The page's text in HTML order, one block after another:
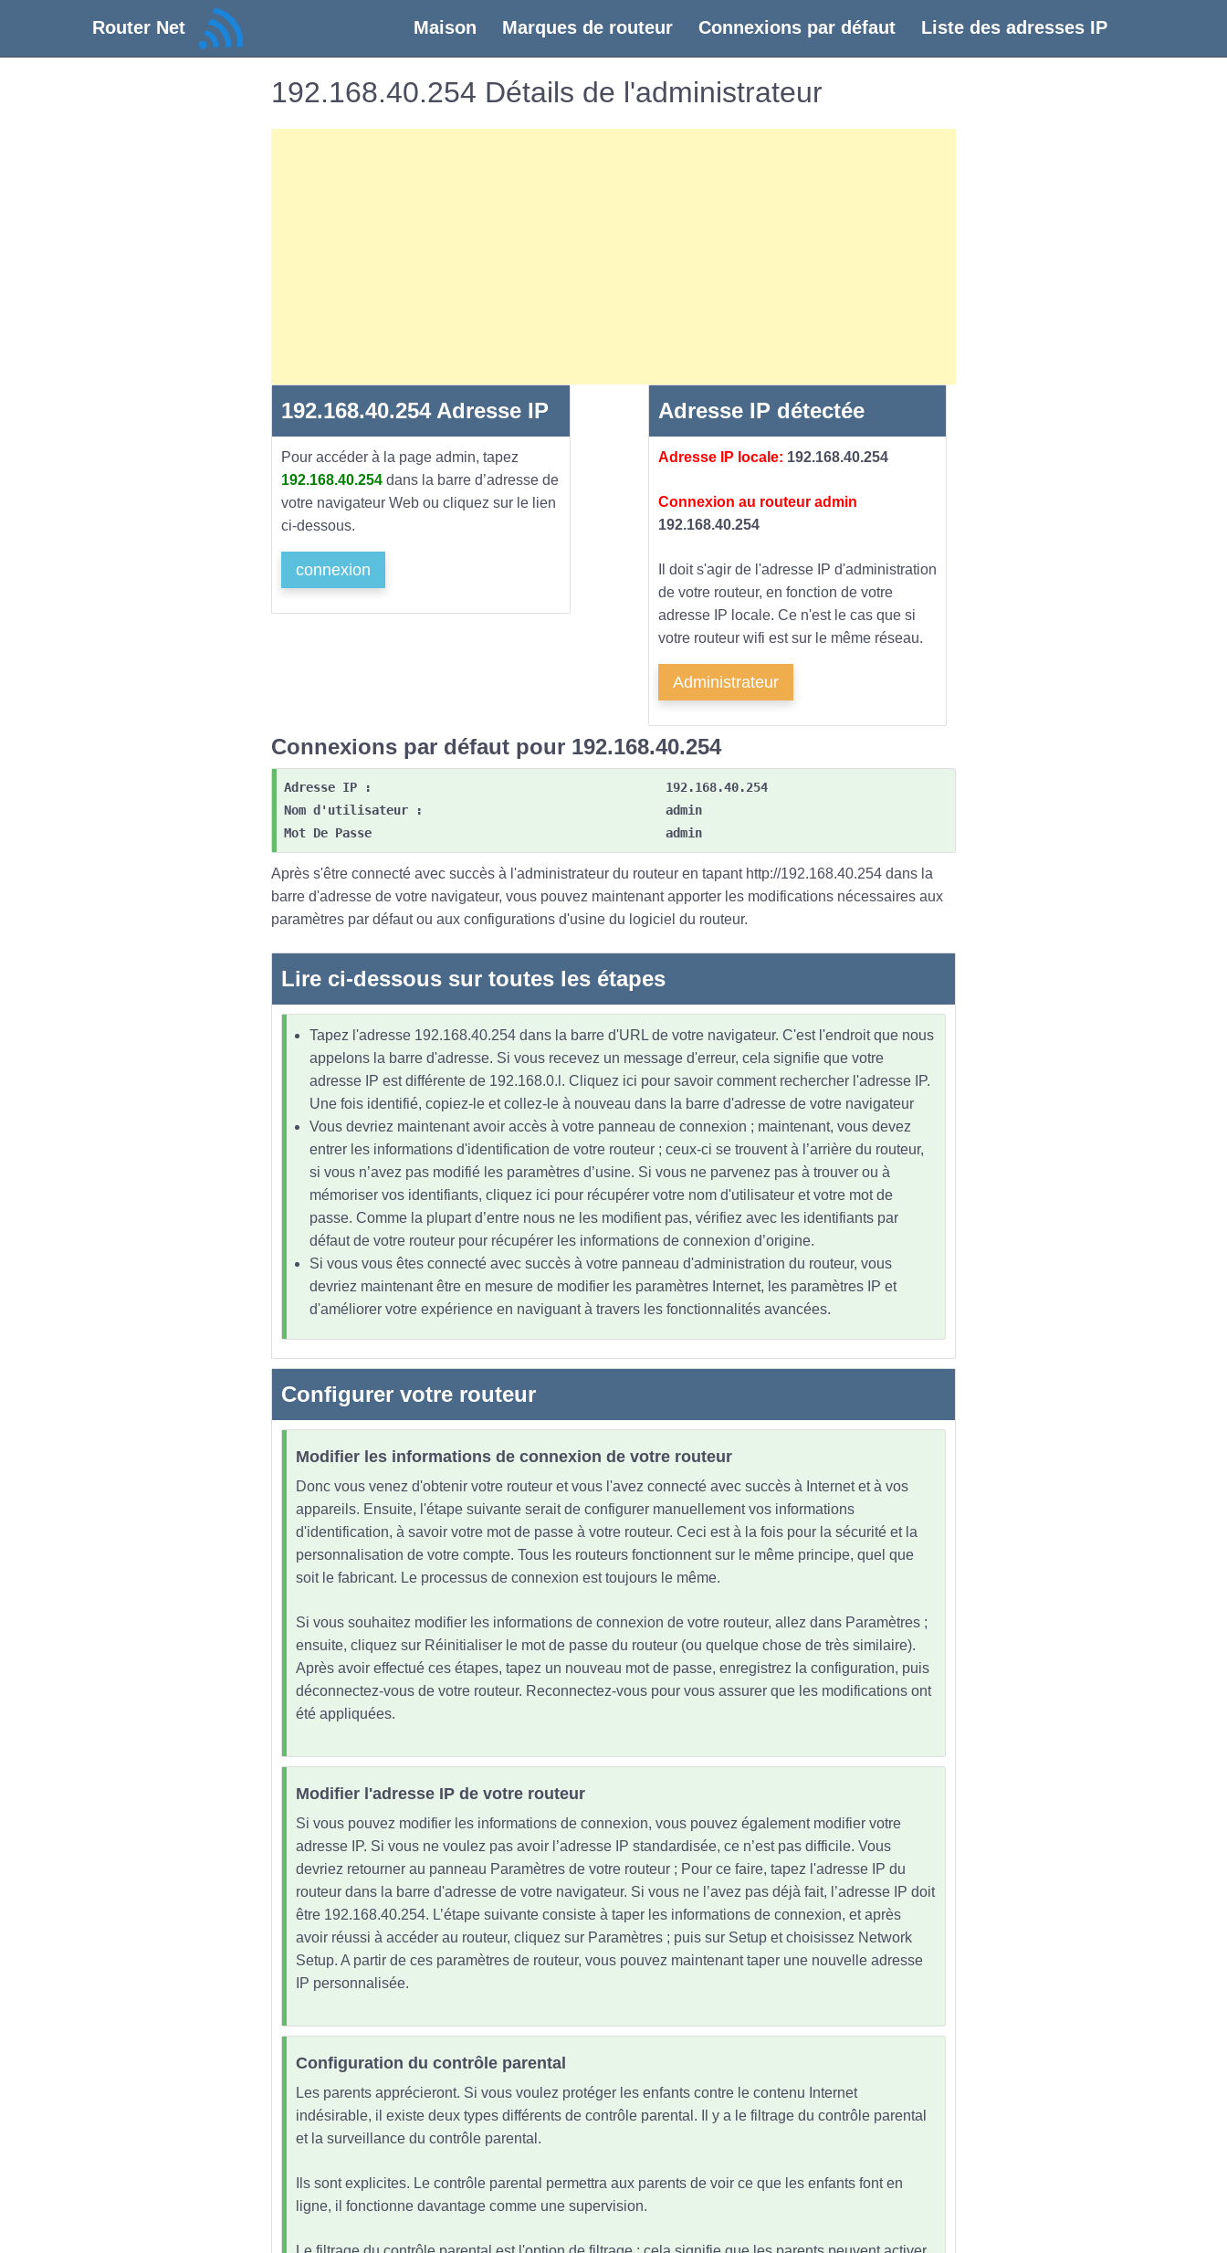
Router Net Maison (current)
Marques de routeur Connexions par défaut Liste des adresses IP
192.168.40.254 Détails de l'administrateur
192.168.40.254 Adresse IP
Pour accéder à la page admin, tapez
192.168.40.254 dans la barre d’adresse de
votre navigateur Web ou cliquez sur le lien
ci-dessous.
connexion
Adresse IP détectée
Adresse IP locale: 192.168.40.254
Connexion au routeur admin
192.168.40.254
Il doit s'agir de l'adresse IP d'administration
de votre routeur, en fonction de votre
adresse IP locale. Ce n'est le cas que si
votre routeur wifi est sur le même réseau.
Administrateur
Connexions par défaut pour 192.168.40.254
Adresse IP :
192.168.40.254
Nom d'utilisateur :
admin
Mot De Passe
admin
Après s'être connecté avec succès à l'administrateur du routeur en tapant http://192.168.40.254 dans la
barre d'adresse de votre navigateur, vous pouvez maintenant apporter les modifications nécessaires aux
paramètres par défaut ou aux configurations d'usine du logiciel du routeur.
Lire ci-dessous sur toutes les étapes
Tapez l'adresse 192.168.40.254 dans la barre d'URL de votre navigateur. C'est l'endroit que nous
appelons la barre d'adresse. Si vous recevez un message d'erreur, cela signifie que votre
adresse IP est différente de 192.168.0.l. Cliquez ici pour savoir comment rechercher l'adresse IP.
Une fois identifié, copiez-le et collez-le à nouveau dans la barre d'adresse de votre navigateur
Vous devriez maintenant avoir accès à votre panneau de connexion ; maintenant, vous devez
entrer les informations d'identification de votre routeur ; ceux-ci se trouvent à l’arrière du routeur,
si vous n’avez pas modifié les paramètres d’usine. Si vous ne parvenez pas à trouver ou à
mémoriser vos identifiants, cliquez ici pour récupérer votre nom d'utilisateur et votre mot de
passe. Comme la plupart d’entre nous ne les modifient pas, vérifiez avec les identifiants par
défaut de votre routeur pour récupérer les informations de connexion d’origine.
Si vous vous êtes connecté avec succès à votre panneau d'administration du routeur, vous
devriez maintenant être en mesure de modifier les paramètres Internet, les paramètres IP et
d'améliorer votre expérience en naviguant à travers les fonctionnalités avancées.
Configurer votre routeur
Modifier les informations de connexion de votre routeur
Donc vous venez d'obtenir votre routeur et vous l'avez connecté avec succès à Internet et à vos
appareils. Ensuite, l'étape suivante serait de configurer manuellement vos informations
d'identification, à savoir votre mot de passe à votre routeur. Ceci est à la fois pour la sécurité et la
personnalisation de votre compte. Tous les routeurs fonctionnent sur le même principe, quel que
soit le fabricant. Le processus de connexion est toujours le même.
Si vous souhaitez modifier les informations de connexion de votre routeur, allez dans Paramètres ;
ensuite, cliquez sur Réinitialiser le mot de passe du routeur (ou quelque chose de très similaire).
Après avoir effectué ces étapes, tapez un nouveau mot de passe, enregistrez la configuration, puis
déconnectez-vous de votre routeur. Reconnectez-vous pour vous assurer que les modifications ont
été appliquées.
Modifier l'adresse IP de votre routeur
Si vous pouvez modifier les informations de connexion, vous pouvez également modifier votre
adresse IP. Si vous ne voulez pas avoir l’adresse IP standardisée, ce n’est pas difficile. Vous
devriez retourner au panneau Paramètres de votre routeur ; Pour ce faire, tapez l'adresse IP du
routeur dans la barre d'adresse de votre navigateur. Si vous ne l’avez pas déjà fait, l’adresse IP doit
être 192.168.40.254. L’étape suivante consiste à taper les informations de connexion, et après
avoir réussi à accéder au routeur, cliquez sur Paramètres ; puis sur Setup et choisissez Network
Setup. A partir de ces paramètres de routeur, vous pouvez maintenant taper une nouvelle adresse
IP personnalisée.
Configuration du contrôle parental
Les parents apprécieront. Si vous voulez protéger les enfants contre le contenu Internet
indésirable, il existe deux types différents de contrôle parental. Il y a le filtrage du contrôle parental
et la surveillance du contrôle parental.
Ils sont explicites. Le contrôle parental permettra aux parents de voir ce que les enfants font en
ligne, il fonctionne davantage comme une supervision.